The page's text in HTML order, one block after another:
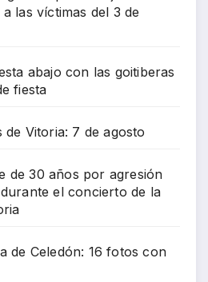
las víctimas del 3 de
abajo con las goitiberas
fiesta
de Vitoria: 7 de agosto
de 30 años por agresión
el concierto de la
de Celedón: 16 fotos con